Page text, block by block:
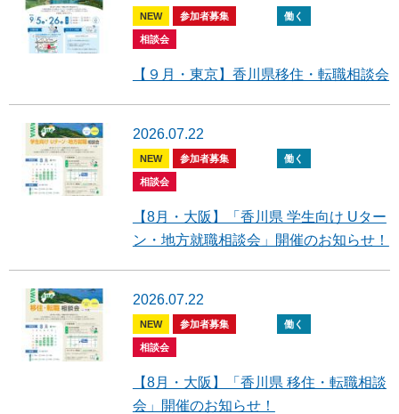
NEW 参加者募集 働く
相談会
【９月・東京】香川県移住・転職相談会
2026.07.22
NEW 参加者募集 働く
相談会
【8月・大阪】「香川県 学生向け Uター
ン・地方就職相談会」開催のお知らせ！
2026.07.22
NEW 参加者募集 働く
相談会
【8月・大阪】「香川県 移住・転職相談
会」開催のお知らせ！